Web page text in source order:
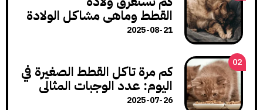
القطط وماهي مشاكل الولادة
وكيف تتعامل معها؟
2025-08-21
كم مرة تاكل القطط الصغيرة في
اليوم: عدد الوجبات المثالي
لنمو صحي
2025-07-26